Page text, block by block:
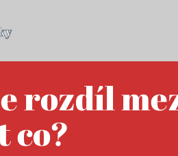
rozdíl
co?